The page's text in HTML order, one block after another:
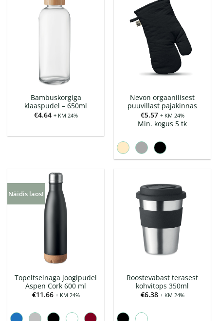
Bambuskorgiga
klaaspudel – 650ml
€4.64 + KM 24%
Nevon orgaanilisest
puuvillast pajakinnas
€5.57 + KM 24%
Min. kogus 5 tk
Näidis laos!
Topeltseinaga joogipudel
Aspen Cork 600 ml
€11.66 + KM 24%
Roostevabast terasest
kohvitops 350ml
€6.38 + KM 24%